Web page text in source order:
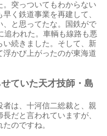
突っついてもわからない
く鉄道事業を再建して、
、と思ってたな。国鉄がで
追われた。車輌も線路も悪
続きました。そして、新
浮かび上がったのが東海道
ていた天才技師・島
は、十河信二総裁と、親
だと言われていますが、
のですね。